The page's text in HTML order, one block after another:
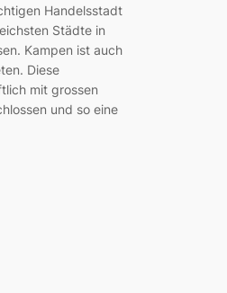
Handelsstadt
Städte in
Kampen ist auch
Diese
mit grossen
und so eine